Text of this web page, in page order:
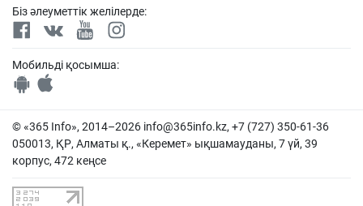
Біз әлеуметтік желілерде:
Мобильді қосымша:
© «365 Info», 2014–2026 info@365info.kz, +7 (727) 350-61-36
050013, ҚР, Алматы қ., «Керемет» ықшамауданы, 7 үй, 39
корпус, 472 кеңсе